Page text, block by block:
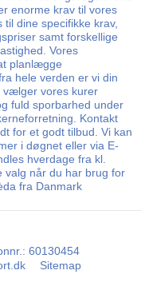
enorme krav til vores
dine specifikke krav,
samt forskellige
Vores
planlægge
hele verden er vi din
vælger vores kurer
fuld sporbarhed under
Kontakt
for et godt tilbud. Vi kan
i døgnet eller via E-
hverdage fra kl.
valg når du har brug for
fra Danmark
: 60130454
Sitemap